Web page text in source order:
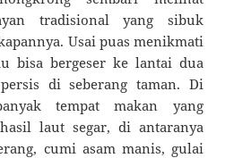
tradisional yang sibuk
Usai puas menikmati
bisa bergeser ke lantai dua
di seberang taman. Di
tempat makan yang
laut segar, di antaranya
cumi asam manis, gulai